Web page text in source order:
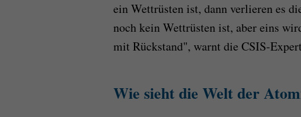
ein Wettrüsten ist, dann verlieren es
noch kein Wettrüsten ist, aber eins
mit Rückstand", warnt die CSIS-
Wie sieht die Welt der